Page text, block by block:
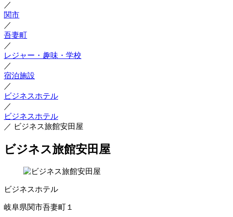
／
関市
／
吾妻町
／
レジャー・趣味・学校
／
宿泊施設
／
ビジネスホテル
／
ビジネスホテル
／ ビジネス旅館安田屋
ビジネス旅館安田屋
ビジネスホテル
岐阜県関市吾妻町１